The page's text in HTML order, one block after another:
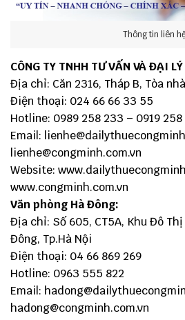
Thông tin liên
CÔNG TY TNHH TƯ VẤN VÀ ĐẠI
Địa chỉ: Căn 2316, Tháp B, Tòa
Điện thoại: 024 66 66 33 55
Hotline: 0989 258 233 – 0919 258
Email:
lienhe@congminh.com.vn
Website:
www.congminh.com.vn
Văn phòng Hà Đông:
Địa chỉ: Số 605, CT5A, Khu Đô Thị
Đông, Tp.Hà Nội
Điện thoại: 04 66 869 269
Hotline: 0963 555 822
Email:
hadong@congminh.com.vn